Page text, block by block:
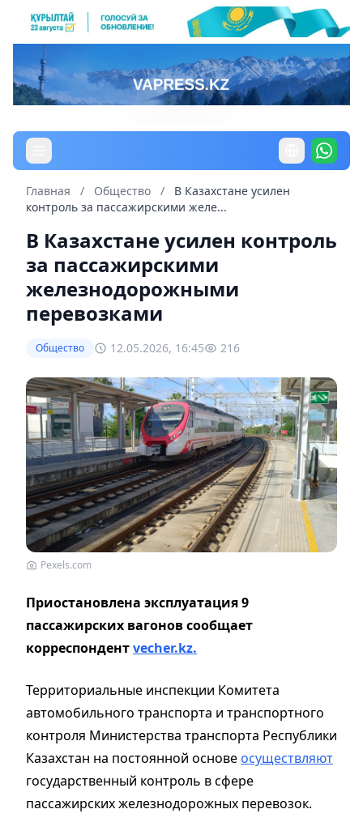
Главная / Общество /
В Казахстане усилен
контроль за пассажирскими желе...
В Казахстане усилен контроль
за пассажирскими
железнодорожными
перевозками
Общество 12.05.2026, 16:45 216
Pexels.com
Приостановлена эксплуатация 9
пассажирских вагонов сообщает
корреспондентvecher.kz.
Территориальные инспекции Комитета
автомобильного транспорта и транспортного
контроля Министерства транспорта Республики
Казахстан на постоянной основе осуществляют
государственный контроль в сфере
пассажирских железнодорожных перевозок.